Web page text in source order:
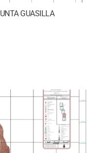
GUASILLA